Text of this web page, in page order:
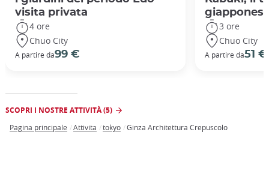
visita privata
4 ore
Chuo City
A partire da99 €
3 ore
Chuo City
A partire da51 €
SCOPRI I NOSTRE ATTIVITÀ (5)
Pagina principale Attivita tokyo Ginza Architettura Crepuscolo